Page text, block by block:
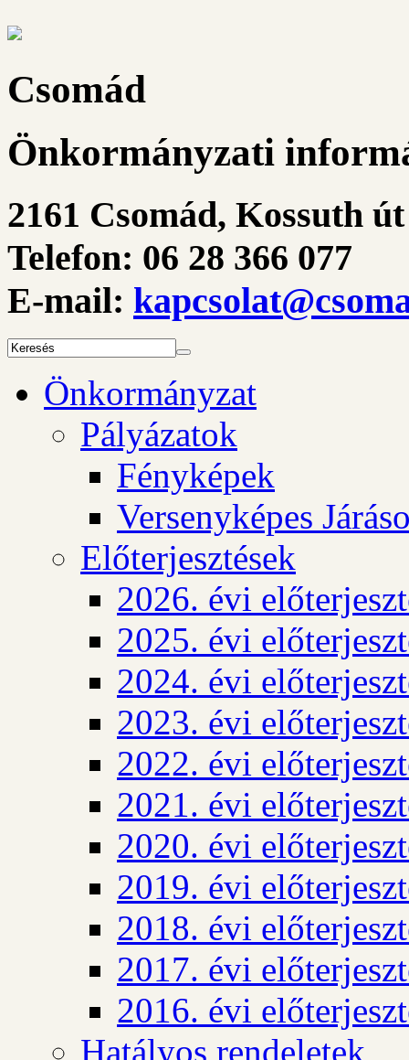
Csomád
Önkormányzati
2161 Csomád, Kossuth
Telefon: 06 28 366 077
E-mail:
Önkormányzat
Pályázatok
Fényképek
Versenyképes
Előterjesztések
2026. évi
2025. évi
2024. évi
2023. évi
2022. évi
2021. évi
2020. évi
2019. évi
2018. évi
2017. évi
2016. évi
Hatályos rendeletek